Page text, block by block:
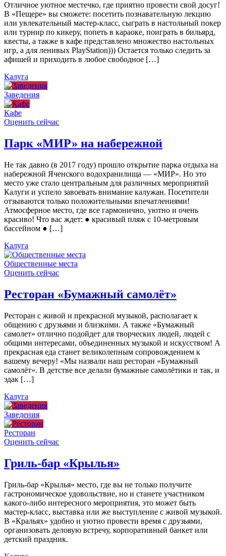
Отличное уютное местечко, где приятно провести свой досуг!
В «Пещере» вы сможете: посетить познавательную лекцию
или увлекательный мастер-класс, сыграть в настольный покер
или турнир по кикеру, попеть в караоке, поиграть в бильярд,
квесты, а также в кафе представлено множество настольных
игр, а для ленивых PlayStation))) Остается только следить за
афишей и приходить в любое свободное […]
Калуга
Заведения
Кафе
Оценить сейчас
Парк «МИР» на набережной
Не так давно (в 2017 году) прошло открытие парка отдыха на
набережной Яченского водохранилища — «МИР». Но это
место уже стало центральным для различных мероприятий
Калуги и успело завоевать внимание калужан. Посетители
отзываются только положительными впечатлениями!
Атмосферное место, где все гармонично, уютно и очень
красиво! Что вас ждет: ● красивый пляж с 10-метровым
бассейном ● […]
Калуга
Общественные места
Оценить сейчас
Ресторан «Бумажный самолёт»
Ресторан с живой и прекрасной музыкой, располагает к
общению с друзьями и близкими. А также «Бумажный
самолет» отлично подойдет для творческих людей, людей с
общими интересами, объединенных музыкой и искусством! А
прекрасная еда станет великолепным сопровождением к
вашему вечеру! «Мы назвали наш ресторан «Бумажный
самолёт». В детстве все делали бумажные самолётики и так, и
эдак […]
Калуга
Заведения
Ресторан
Оценить сейчас
Гриль-бар «Крылья»
Гриль-бар «Крылья» место, где вы не только получите
гастрономическое удовольствие, но и станете участником
какого-либо интересного мероприятия, это может быть
мастер-класс, выставка или же выступление с живой музыкой.
В «Кральях» удобно и уютно провести время с друзьями,
организовать деловую встречу, корпоративный банкет или
детский праздник.